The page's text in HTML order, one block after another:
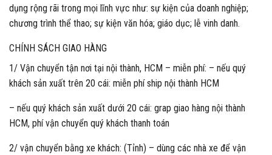
dụng rộng rãi trong mọi lĩnh vực như: sự kiện của doanh nghiệp;
chương trình thể thao; sự kiện văn hóa; giáo dục; lễ vinh danh.
CHÍNH SÁCH GIAO HÀNG
1/ Vận chuyển tận nơi tại nội thành, HCM – miễn phí: – nếu quý
khách sản xuất trên 20 cái: miễn phí ship nội thành HCM
– nếu quý khách sản xuất dưới 20 cái: grap giao hàng nội thành
HCM, phí vận chuyển quý khách thanh toán
2/ vận chuyển bằng xe khách: (Tỉnh) – dùng các nhà xe để vận